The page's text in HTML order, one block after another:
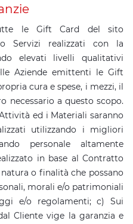
le Gift Card del sito
Servizi realizzati con la
elevati livelli qualitativi
Aziende emittenti le Gift
cura e spese, i mezzi, il
necessario a questo scopo.
ed i Materiali saranno
utilizzando i migliori
personale altamente
in base al Contratto
o finalità che possano
morali e/o patrimoniali
e/o regolamenti; c) Sui
Cliente vige la garanzia e